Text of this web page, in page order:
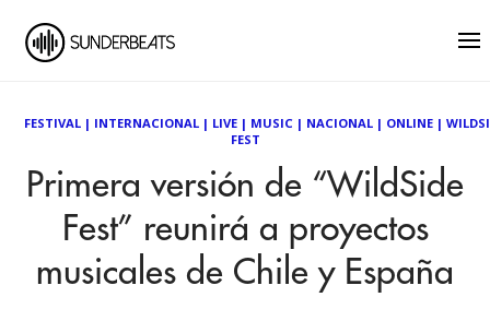
FESTIVAL | INTERNACIONAL | LIVE | MUSIC | NACIONAL | ONLINE |
FEST
Primera versión de “WildSide
Fest” reunirá a proyectos
musicales de Chile y España